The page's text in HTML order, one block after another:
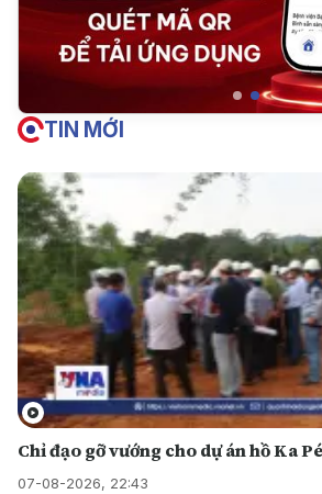
TIN MỚI
Chỉ đạo gỡ vướng cho dự án hồ Ka
07-08-2026, 22:43